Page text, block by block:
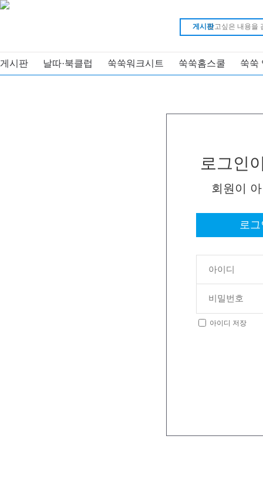
게시판
게시판 날따·북클럽 쑥쑥워크시트 쑥쑥홈스쿨 쑥쑥
로그인
회원이
로
아이디 저장